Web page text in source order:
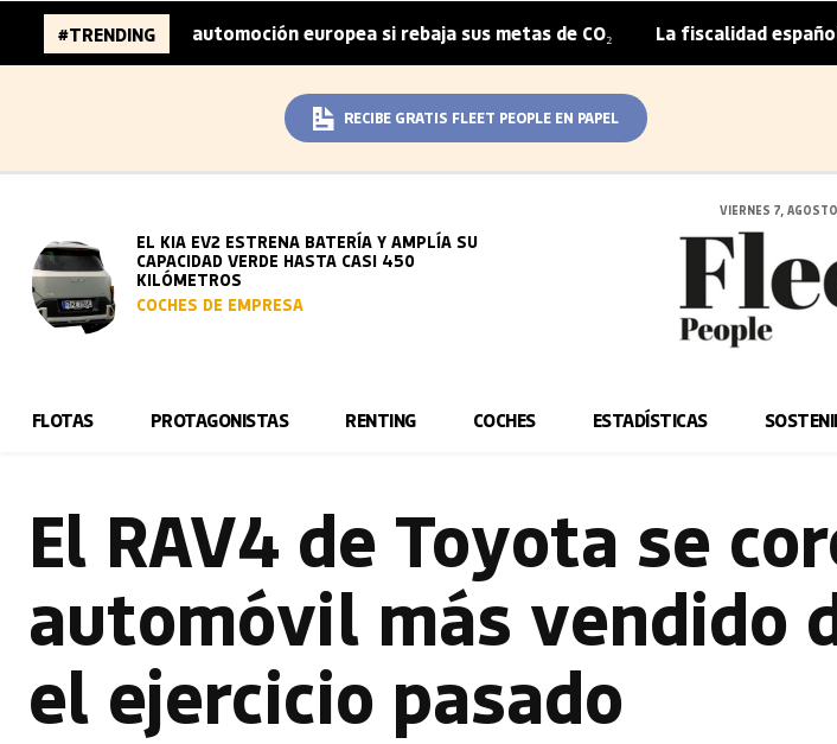
#TRENDING
de la automoción europea si rebaja sus metas de CO₂ | La fiscalidad española cubre
RECIBE GRATIS FLEET PEOPLE EN PAPEL
EL KIA EV2 ESTRENA BATERÍA Y AMPLÍA SU
CAPACIDAD VERDE HASTA CASI 450
KILÓMETROS
COCHES DE EMPRESA
VIERNES 7,
FLOTAS PROTAGONISTAS RENTING COCHES ESTADÍSTICAS
El RAV4 de Toyota se
automóvil más vendido
el ejercicio pasado